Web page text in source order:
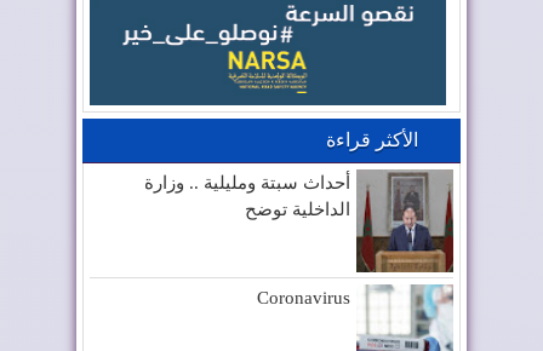
الأكثر قراءة
أحداث سبتة ومليلية .. وزارة
الداخلية توضح
Coronavirus